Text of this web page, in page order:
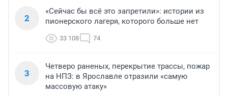
2
«Сейчас бы всё это запретили»: истории из
пионерского лагеря, которого больше нет
33 108 74
3
Четверо раненых, перекрытие трассы, пожар
на НПЗ: в Ярославле отразили «самую
массовую атаку»